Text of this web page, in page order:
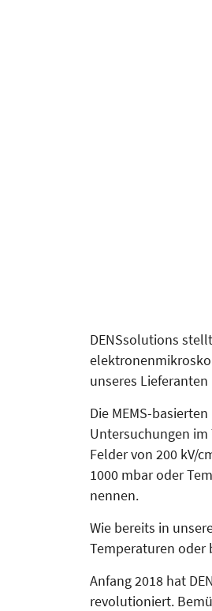
DENSsolutions
unseres Lieferanten
Die MEMS-
Untersuchungen im
Felder von 200 kV/
1000 mbar oder
nennen.
Wie bereits in
Tempe­ra­tu­ren oder
Anfang 2018 hat
revolutioniert.